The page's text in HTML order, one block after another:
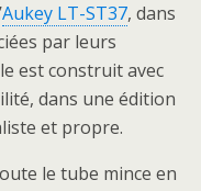
Aukey LT-ST37, dans
par leurs
est construit avec
dans une édition
et propre.
le tube mince en